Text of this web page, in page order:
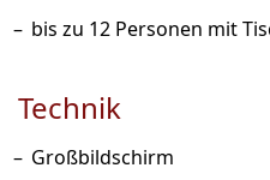
bis zu 12 Personen mit
Technik
Großbildschirm